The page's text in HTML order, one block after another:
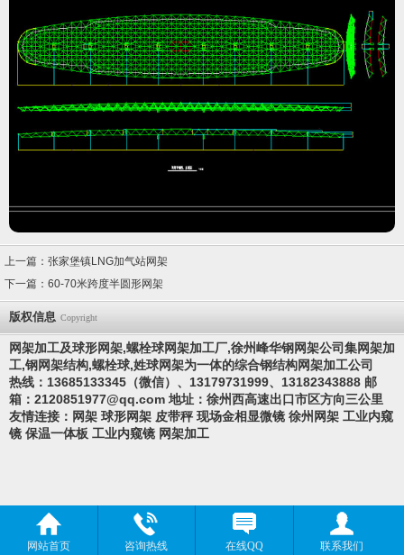
上一篇： 张家堡镇LNG加气站网架
下一篇： 60-70米跨度半圆形网架
版权信息 Copyright
网架加工及球形网架,螺栓球网架加工厂,徐州峰华钢网架公司集网架加
工,钢网架结构,螺栓球,姓球网架为一体的综合钢结构网架加工公司
热线：13685133345（微信）、13179731999、13182343888 邮
箱： 2120851977@qq.com 地址：徐州西高速出口市区方向三公里
友情连接： 网架 球形网架 皮带秤 现场金相显微镜 徐州网架 工业内窥
镜 保温一体板 工业内窥镜 网架加工
网站首页 咨询热线 在线QQ 联系我们